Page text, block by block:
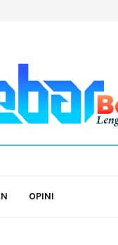
OPINI